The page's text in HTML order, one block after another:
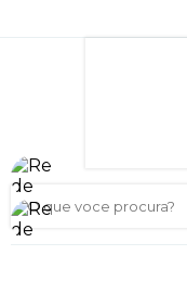
O que voce procura?